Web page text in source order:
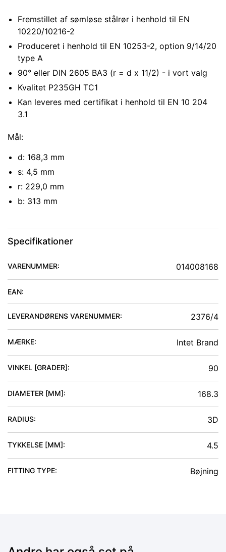
Fremstillet af sømløse stålrør i henhold til EN
10220/10216-2
Produceret i henhold til EN 10253-2, option 9/14/20
type A
90° eller DIN 2605 BA3 (r = d x 11/2) - i vort valg
Kvalitet P235GH TC1
Kan leveres med certifikat i henhold til EN 10 204
3.1
Mål:
d: 168,3 mm
s: 4,5 mm
r: 229,0 mm
b: 313 mm
Specifikationer
VARENUMMER: 014008168
EAN:
LEVERANDØRENS VARENUMMER: 2376/4
MÆRKE: Intet Brand
VINKEL [GRADER]: 90
DIAMETER [MM]: 168.3
RADIUS: 3D
TYKKELSE [MM]: 4.5
FITTING TYPE: Bøjning